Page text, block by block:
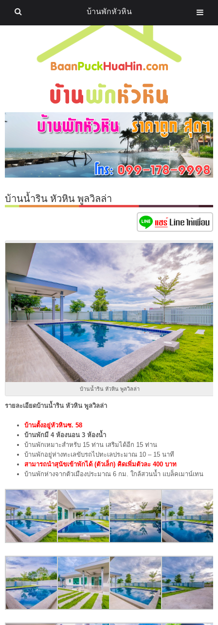
บ้านน้ำริน หัวหิน พูลวิลล่า
บ้านน้ำริน หัวหิน พูลวิลล่า
รายละเอียดบ้านน้ำริน หัวหิน พูลวิลล่า
บ้านตั้งอยู่หัวหินซ. 58
บ้านพักมี 4 ห้องนอน 3 ห้องน้ำ
บ้านพักเหมาะสำหรับ 15 ท่าน เสริมได้อีก 15 ท่าน
บ้านพักอยู่ห่างทะเลขับรถไปทะเลประมาณ 10 – 15 นาที
สามารถนำสุนัขเข้าพักได้ (ตัวเล็ก) คิดเพิ่มตัวละ 400 บาท
บ้านพักห่างจากตัวเมืองประมาณ 6 กม. ใกล้สวนน้ำ แบล็คเมาน์เทน
บ้านพักหัวหิน